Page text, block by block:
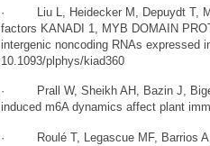
· Liu L, Heidecker M, Depuydt T,
factors KANADI 1, MYB DOMAIN
intergenic noncoding RNAs expressed
10.1093/plphys/kiad360
· Prall W, Sheikh AH, Bazin J,
induced m6A dynamics affect plant
· Roulé T, Legascue MF, Barrios A,